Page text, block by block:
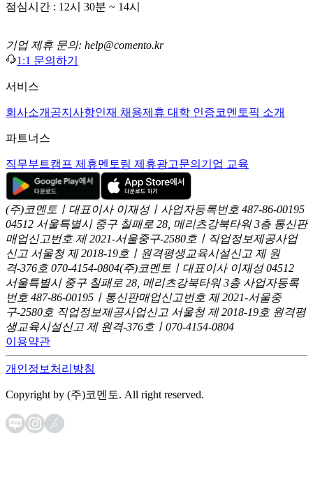
점심시간 : 12시 30분 ~ 14시
기업 제휴 문의: help@comento.kr
1:1 문의하기
서비스
회사소개 공지사항인재 채용제휴 대학 인증코멘토픽 소개
파트너스
직무부트캠프 제휴멘토링 제휴광고문의 기업 교육
(주)코멘토ㅣ대표이사 이재성ㅣ사업자등록번호 487-86-00195
04512 서울특별시 중구 칠패로 28, 메리츠강북타워 3층 통신판
매업신고번호 제 2021-서울중구-2580호ㅣ직업정보제공사업
신고 서울청 제 2018-19호ㅣ원격평생교육시설신고 제 원
격-376호 070-4154-0804(주)코멘토ㅣ대표이사 이재성 04512
서울특별시 중구 칠패로 28, 메리츠강북타워 3층 사업자등록
번호 487-86-00195ㅣ통신판매업신고번호 제 2021-서울중
구-2580호 직업정보제공사업신고 서울청 제 2018-19호 원격평
생교육시설신고 제 원격-376호ㅣ070-4154-0804
이용약관
개인정보처리방침
Copyright by (주)코멘토. All right reserved.